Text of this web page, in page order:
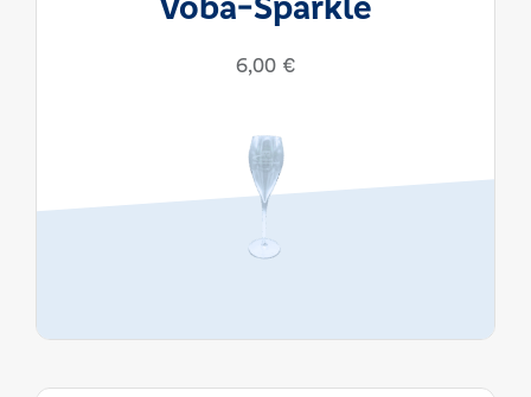
6,00 €